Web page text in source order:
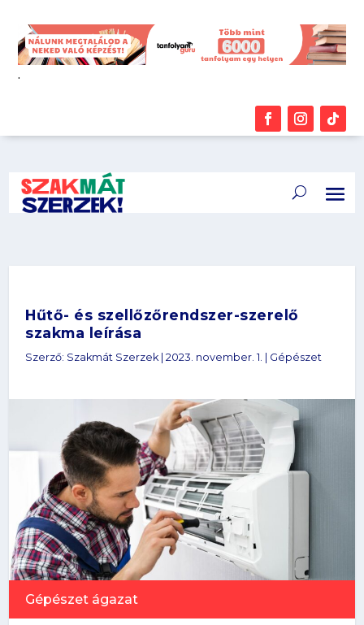
.
Hűtő- és szellőzőrendszer-szerelő
szakma leírása
Szerző: Szakmát Szerzek|2023. november. 1. Gépészet
Gépészet ágazat